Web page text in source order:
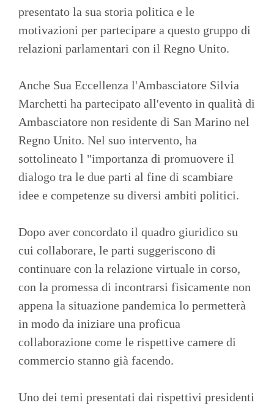
presentato la sua storia politica e le
motivazioni per partecipare a questo gruppo di
relazioni parlamentari con il Regno Unito.
Anche Sua Eccellenza l'Ambasciatore Silvia
Marchetti ha partecipato all'evento in qualità di
Ambasciatore non residente di San Marino nel
Regno Unito. Nel suo intervento, ha
sottolineato l "importanza di promuovere il
dialogo tra le due parti al fine di scambiare
idee e competenze su diversi ambiti politici.
Dopo aver concordato il quadro giuridico su
cui collaborare, le parti suggeriscono di
continuare con la relazione virtuale in corso,
con la promessa di incontrarsi fisicamente non
appena la situazione pandemica lo permetterà
in modo da iniziare una proficua
collaborazione come le rispettive camere di
commercio stanno già facendo.
Uno dei temi presentati dai rispettivi presidenti